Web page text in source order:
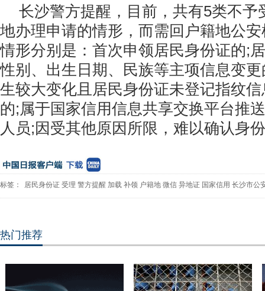
长沙警方提醒，目前，共有5类不予
地办理申请的情形，而需回户籍地公
情形分别是：首次申领居民身份证的;
性别、出生日期、民族等主项信息变
生较大变化且居民身份证未登记指纹
的;属于国家信用信息共享交换平台推
人员;因受其他原因所限，难以确认身
标签： 居民身份证 受理 警方提醒 加载 补领 户籍地 微信 异地证 国家信用 长沙市公
热门推荐